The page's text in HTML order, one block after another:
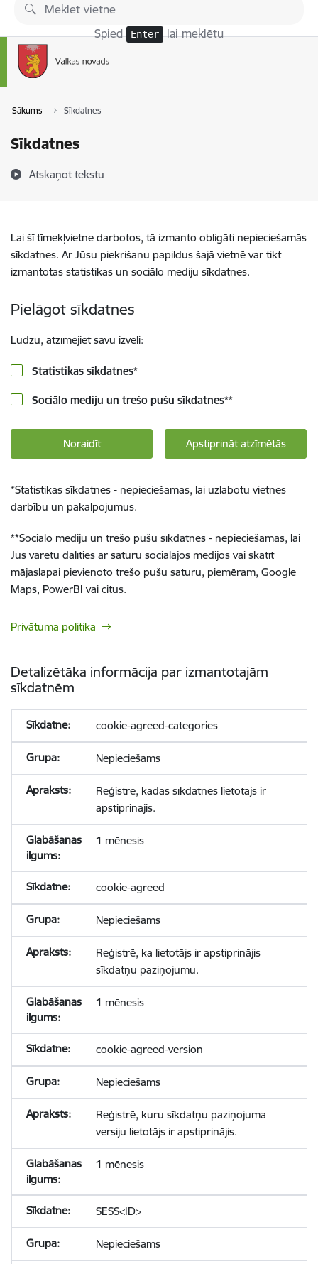
Pāriet uz lapas saturu
Spied Enter lai meklētu
Sākums Sīkdatnes
Sīkdatnes
Atskaņot tekstu
Lai šī tīmekļvietne darbotos, tā izmanto obligāti nepieciešamās
sīkdatnes. Ar Jūsu piekrišanu papildus šajā vietnē var tikt
izmantotas statistikas un sociālo mediju sīkdatnes.
Pielāgot sīkdatnes
Lūdzu, atzīmējiet savu izvēli:
Statistikas sīkdatnes*
Sociālo mediju un trešo pušu sīkdatnes**
Noraidīt Apstiprināt atzīmētās
*Statistikas sīkdatnes - nepieciešamas, lai uzlabotu vietnes
darbību un pakalpojumus.
**Sociālo mediju un trešo pušu sīkdatnes - nepieciešamas, lai
Jūs varētu dalīties ar saturu sociālajos medijos vai skatīt
mājaslapai pievienoto trešo pušu saturu, piemēram, Google
Maps, PowerBI vai citus.
Privātuma politika
Detalizētāka informācija par izmantotajām
sīkdatnēm
cookie-agreed-categories
Nepieciešams
Reģistrē, kādas sīkdatnes lietotājs ir
apstiprinājis.
1 mēnesis
cookie-agreed
Nepieciešams
Reģistrē, ka lietotājs ir apstiprinājis
sīkdatņu paziņojumu.
1 mēnesis
cookie-agreed-version
Nepieciešams
Reģistrē, kuru sīkdatņu paziņojuma
versiju lietotājs ir apstiprinājis.
1 mēnesis
SESS<ID>
Nepieciešams